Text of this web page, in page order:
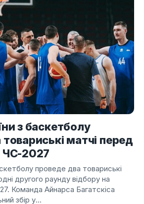
з баскетболу
матчі перед
ЧС-2027
проведе два товариські
другого раунду відбору на
Команда Айнарса Багатскіса
збір у...